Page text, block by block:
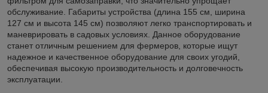
обслуживание. Габариты устройства (длина 155 см, ширина
127 см и высота 145 см) позволяют легко транспортировать и
маневрировать в садовых условиях. Данное оборудование
станет отличным решением для фермеров, которые ищут
надежное и качественное оборудование для своих угодий,
обеспечивая высокую производительность и долговечность
эксплуатации.